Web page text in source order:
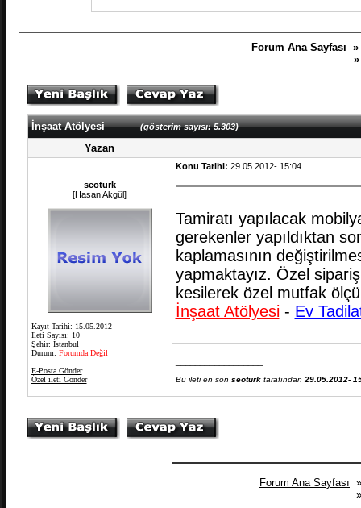
Forum Ana Sayfası
İnşaat Atölyesi(gösterim sayısı: 5.303)
Yazan
seoturk
[Hasan Akgül]
Kayıt Tarihi: 15.05.2012
İleti Sayısı: 10
Şehir: İstanbul
Durum: Forumda Değil
E-Posta Gönder
Özel ileti Gönder
Konu Tarihi: 29.05.2012- 15:04
Tamiratı yapılacak
gerekenler yapıldıktan
kaplamasının
yapmaktayız. Özel
kesilerek özel mutfak
İnşaat Atölyesi- Ev
Bu ileti en son seoturktarafından 29.05.2012-
Forum Ana Sayfası